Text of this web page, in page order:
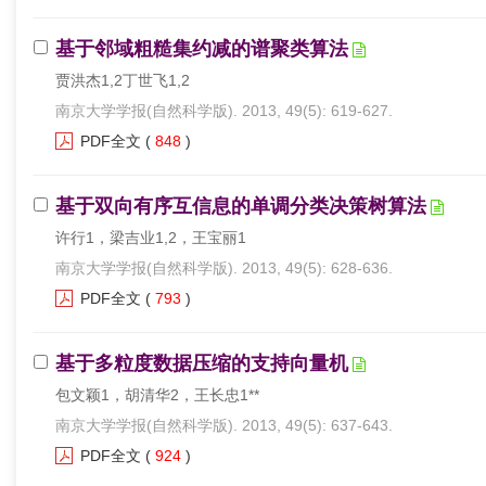
基于邻域粗糙集约减的谱聚类算法
贾洪杰1,2丁世飞1,2
南京大学学报(自然科学版). 2013, 49(5): 619-627.
PDF全文 ( 848 )
基于双向有序互信息的单调分类决策树算法
许行1，梁吉业1,2，王宝丽1
南京大学学报(自然科学版). 2013, 49(5): 628-636.
PDF全文 ( 793 )
基于多粒度数据压缩的支持向量机
包文颖1，胡清华2，王长忠1**
南京大学学报(自然科学版). 2013, 49(5): 637-643.
PDF全文 ( 924 )